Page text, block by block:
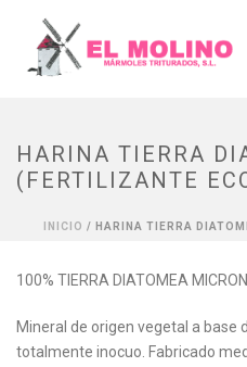
HARINA TIERRA
(FERTILIZANTE
INICIO / HARINA TIERRA
100% TIERRA DIATOMEA
Mineral de origen vegetal a base
totalmente inocuo. Fabricado